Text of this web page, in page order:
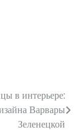
в интерьере:
Варвары
Зеленецкой